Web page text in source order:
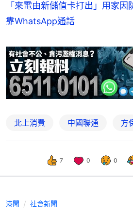
「來電由新儲值卡打出」用家
靠WhatsApp通話
北上消費 中國聯通 方
7 0 0
港聞 社會新聞